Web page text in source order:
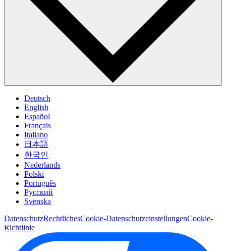
Deutsch
English
Español
Français
Italiano
日本語
한국인
Nederlands
Polski
Português
Pусский
Svenska
DatenschutzRechtlichesCookie-DatenschutzeinstellungenCookie-
Richtlinie